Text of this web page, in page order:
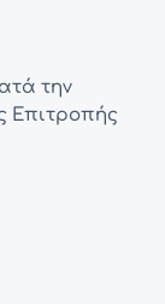
την
Επιτροπής